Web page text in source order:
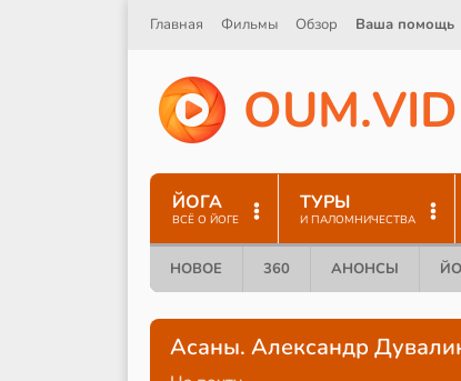
Главная Фильмы Обзор Ваша помощь
OUM.VID
ЙОГА
ВСЁ О ЙОГЕ
ТУРЫ
И ПАЛОМНИЧЕСТВА
НОВОЕ 360 АНОНСЫ
Асаны. Александр